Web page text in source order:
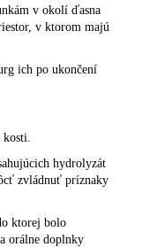
v okolí ďasna
v ktorom majú
ich po ukončení
hydrolyzát
zvládnuť príznaky
ktorej bolo
orálne doplnky